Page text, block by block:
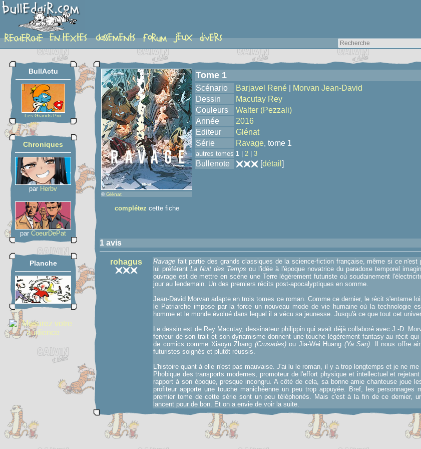
album
BullActu
Les Grands Prix
Chroniques
par Herbv
par CoeurDePat
Planche
© Glénat
complétez cette fiche
Tome 1
Scénario Barjavel René
Morvan Jean-David
Dessin
Macutay Rey
Couleurs
Walter (Pezzali)
Année
2016
Editeur
Glénat
Série
Ravage, tome 1
autres tomes 1 2 3
Bullenote [détail ]
1 avis
rohagus Ravage fait partie des grands classiques de la science-fiction française, même si ce
lui préférant La Nuit des Temps ou l'idée à l'époque novatrice du paradoxe temporel
ouvrage est de mettre en scène une Terre légèrement futuriste où soudainement
jour au lendemain. Un des premiers récits post-apocalyptiques en somme.
Jean-David Morvan adapte en trois tomes ce roman. Comme ce dernier, le récit s'entame
le Patriarche impose par la force un nouveau mode de vie humaine où la technologie
homme et le monde évolué dans lequel il a vécu sa jeunesse. Jusqu'à ce que tout cet
Le dessin est de Rey Macutay, dessinateur philippin qui avait déjà collaboré avec J.-D.
ferveur de son trait et son dynamisme donnent une touche légèrement fantasy au récit
de comics comme Xiaoyu Zhang (Crusades)ou Jia-Wei Huang (Ya San).
Il nous offre
futuristes soignés et plutôt réussis.
L'histoire quant à elle n'est pas mauvaise. J'ai lu le roman, il y a trop longtemps et je ne
Phobique des transports modernes, promoteur de l'effort physique et intellectuel et
rapport à son époque, presque incongru. A côté de cela, sa bonne amie chanteuse joue
profiteur apporte une touche manichéenne un peu trop appuyée. Bref, les
premier tome de cette série sont un peu téléphonés. Mais c'est à la fin de ce dernier,
lancent pour de bon. Et on a envie de voir la suite.